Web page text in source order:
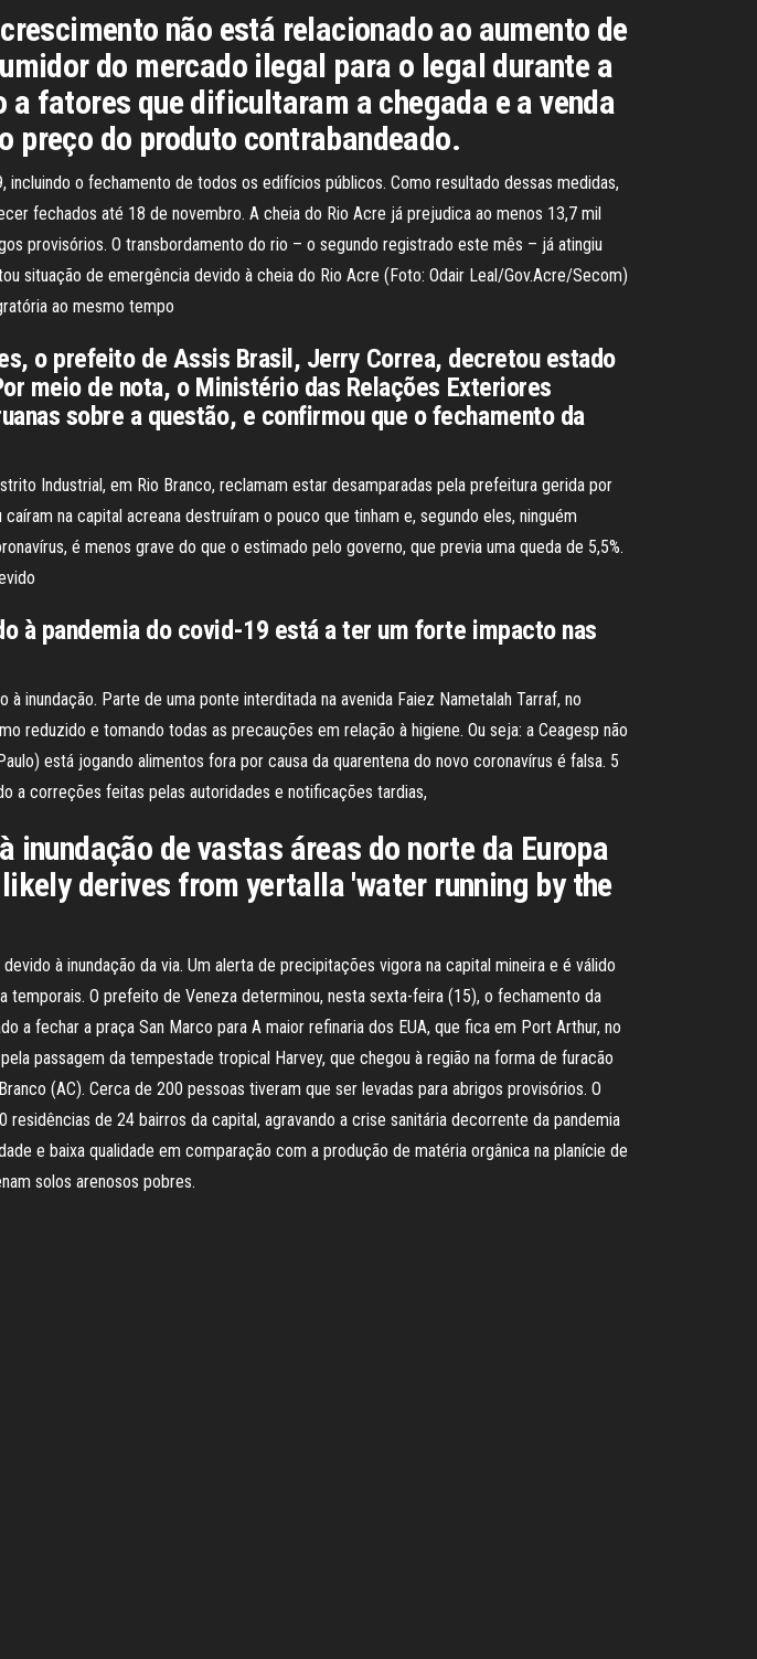
não está relacionado ao aumento de
do mercado ilegal para o legal durante a
fatores que dificultaram a chegada e a venda
preço do produto contrabandeado.
o fechamento de todos os edifícios públicos. Como resultado dessas medidas,
fechados até 18 de novembro. A cheia do Rio Acre já prejudica ao menos 13,7 mil
provisórios. O transbordamento do rio – o segundo registrado este mês – já atingiu
situação de emergência devido à cheia do Rio Acre (Foto: Odair Leal/Gov.Acre/Secom)
ao mesmo tempo
o prefeito de Assis Brasil, Jerry Correa, decretou estado
meio de nota, o Ministério das Relações Exteriores
sobre a questão, e confirmou que o fechamento da
Industrial, em Rio Branco, reclamam estar desamparadas pela prefeitura gerida por
na capital acreana destruíram o pouco que tinham e, segundo eles, ninguém
é menos grave do que o estimado pelo governo, que previa uma queda de 5,5%.
à pandemia do covid-19 está a ter um forte impacto nas
inundação. Parte de uma ponte interditada na avenida Faiez Nametalah Tarraf, no
reduzido e tomando todas as precauções em relação à higiene. Ou seja: a Ceagesp não
está jogando alimentos fora por causa da quarentena do novo coronavírus é falsa. 5
a correções feitas pelas autoridades e notificações tardias,
de vastas áreas do norte da Europa
derives from yertalla 'water running by the
à inundação da via. Um alerta de precipitações vigora na capital mineira e é válido
O prefeito de Veneza determinou, nesta sexta-feira (15), o fechamento da
a fechar a praça San Marco para A maior refinaria dos EUA, que fica em Port Arthur, no
passagem da tempestade tropical Harvey, que chegou à região na forma de furacão
(AC). Cerca de 200 pessoas tiveram que ser levadas para abrigos provisórios. O
de 24 bairros da capital, agravando a crise sanitária decorrente da pandemia
e baixa qualidade em comparação com a produção de matéria orgânica na planície de
solos arenosos pobres.